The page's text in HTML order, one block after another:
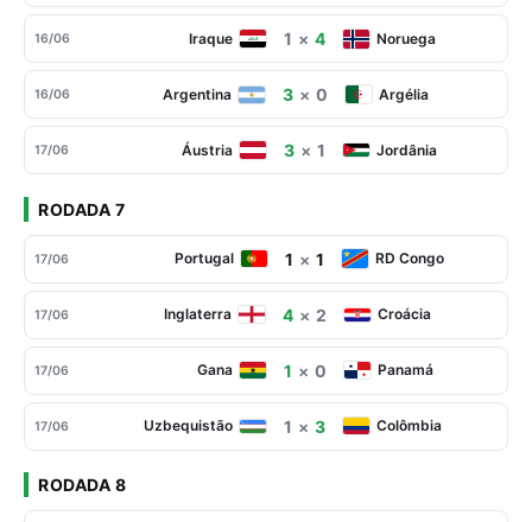
16/06 Iraque 1 × 4 Noruega
16/06 Argentina 3 × 0 Argélia
17/06 Áustria 3 × 1 Jordânia
RODADA 7
17/06 Portugal 1 × 1 RD Congo
17/06 Inglaterra 4 × 2 Croácia
17/06 Gana 1 × 0 Panamá
17/06 Uzbequistão 1 × 3 Colômbia
RODADA 8